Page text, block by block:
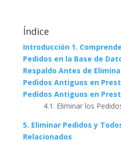
Índice
Introducción 1.
Pedidos en la Base de
Respaldo Antes de
Pedidos Antiguos en
Pedidos Antiguos en
4.1. Eliminar los
5. Eliminar Pedidos y
Relacionados